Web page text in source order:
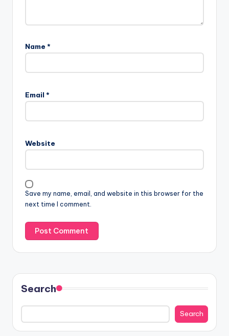
Name *
Email *
Website
Save my name, email, and website in this browser for the
next time I comment.
Search
Search